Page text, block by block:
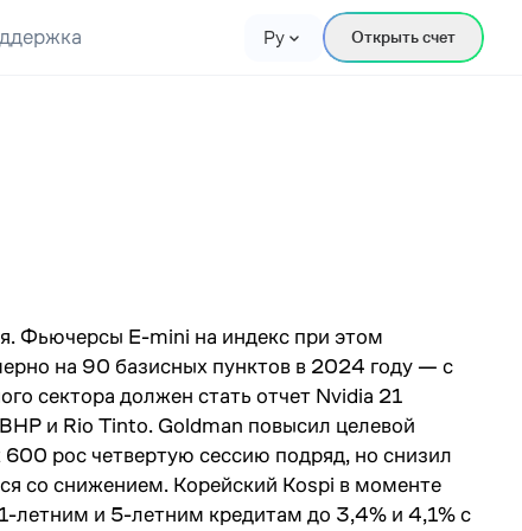
Ру Открыть счет
Фьючерсы E-mini на индекс при этом
на 90 базисных пунктов в 2024 году — с
сектора должен стать отчет Nvidia 21
и Rio Tinto. Goldman повысил целевой
рос четвертую сессию подряд, но снизил
со снижением. Корейский Kospi в моменте
летним и 5-летним кредитам до 3,4% и 4,1% с